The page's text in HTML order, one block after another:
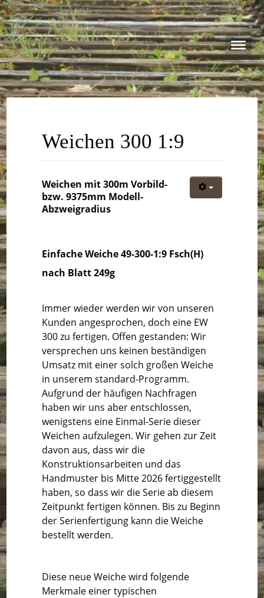
Weichen 300 1:9
Weichen mit 300m Vorbild-
bzw. 9375mm Modell-
Abzweigradius
Einfache Weiche 49-300-1:9 Fsch(H)
nach Blatt 249g
Immer wieder werden wir von unseren
Kunden angesprochen, doch eine EW
300 zu fertigen. Offen gestanden: Wir
versprechen uns keinen beständigen
Umsatz mit einer solch großen Weiche
in unserem standard-Programm.
Aufgrund der häufigen Nachfragen
haben wir uns aber entschlossen,
wenigstens eine Einmal-Serie dieser
Weichen aufzulegen. Wir gehen zur Zeit
davon aus, dass wir die
Konstruktionsarbeiten und das
Handmuster bis Mitte 2026 fertiggestellt
haben, so dass wir die Serie ab diesem
Zeitpunkt fertigen können. Bis zu Beginn
der Serienfertigung kann die Weiche
bestellt werden.
Diese neue Weiche wird folgende
Merkmale einer typischen